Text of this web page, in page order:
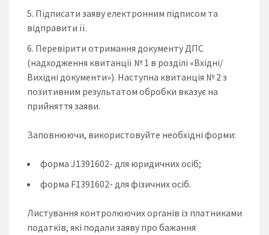
Підписати заяву електронним підписом та
відправити її.
Перевірити отримання документу ДПС
(надходження квитанції № 1 в розділі «Вхідні/
Вихідні документи»). Наступна квитанція № 2 з
позитивним результатом обробки вказує на
прийняття заяви.
Заповнюючи, використовуйте необхідні форми:
форма J1391602- для юридичних осіб;
форма F1391602- для фізичних осіб.
Листування контролюючих органів із платниками
податків, які подали заяву про бажання